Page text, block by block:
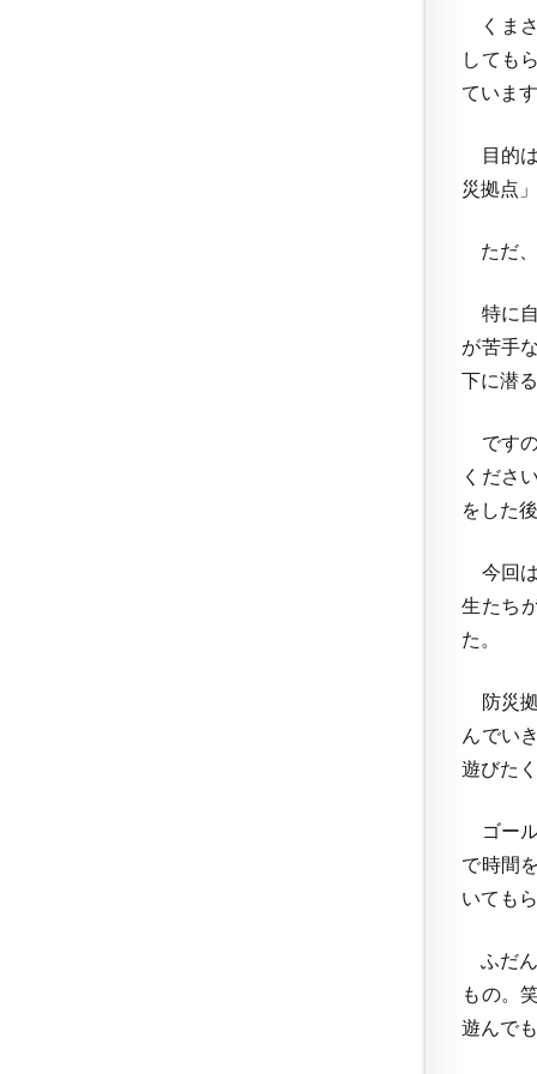
くまさ
しても
ていま
目的は
災拠点
ただ、
特に自
が苦手
下に潜
ですの
くださ
をした
今回は
生たち
た。
防災拠
んでい
遊びた
ゴール
で時間
いても
ふだん
もの。
遊んで